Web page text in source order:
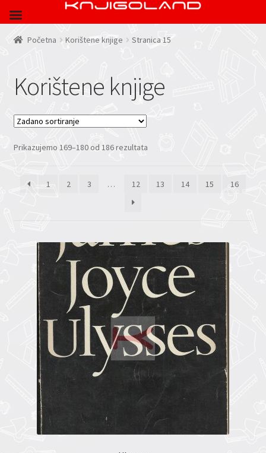
Početna Korištene knjige Stranica 15
Korištene knjige
Prikazujemo 169–180 od 186 rezultata
1 2 3 … 12 13 14 15 16